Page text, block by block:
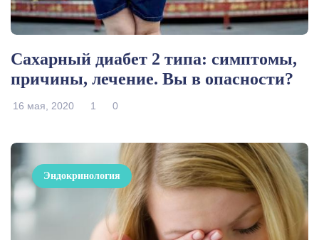
Сахарный диабет 2 типа: симптомы,
причины, лечение. Вы в опасности?
16 мая, 2020 1 0
Эндокринология